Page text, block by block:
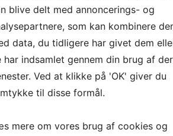
blive delt med annoncerings- og
som kan kombinere
data, du tidligere har givet dem
har indsamlet gennem din brug af
Ved at klikke på 'OK' giver du
til disse formål.
mere om vores brug af cookies og